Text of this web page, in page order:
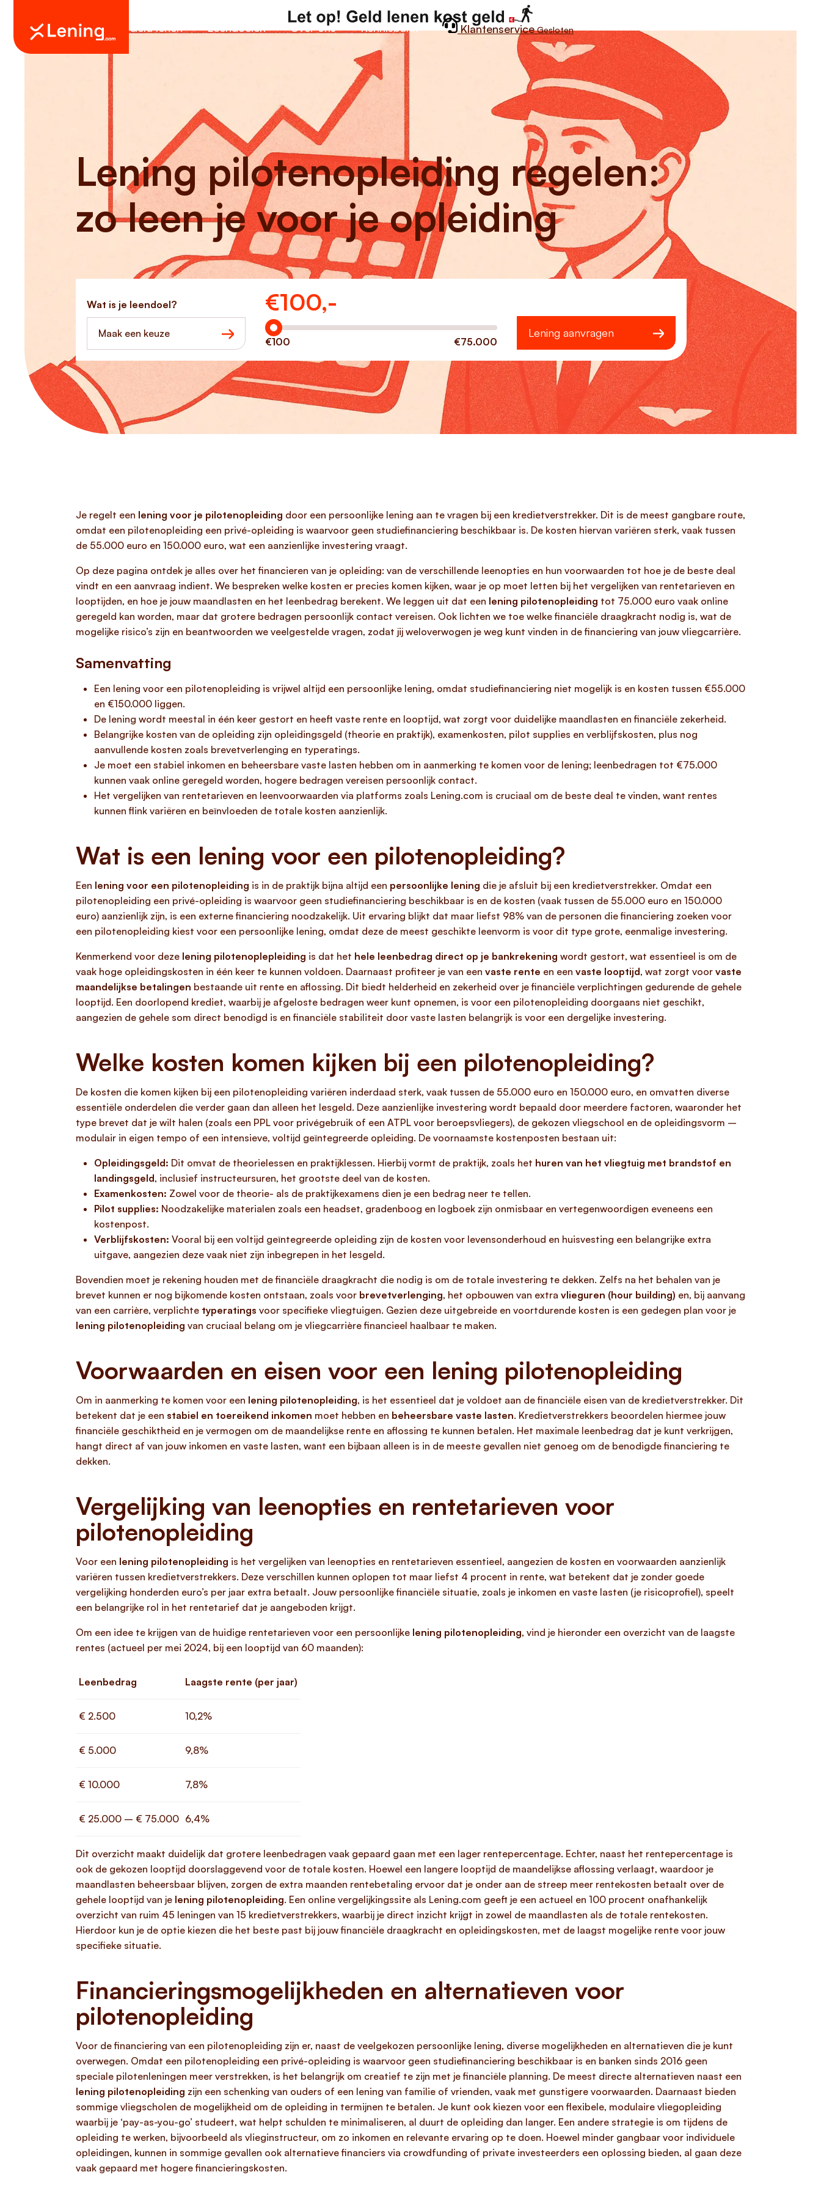
Geld lenen Leendoelen Over ons Kennisbank Klantenservice Gesloten
Lening pilotenopleiding regelen:
zo leen je voor je opleiding
Wat is je leendoel?
Maak een keuze
€100,-
Hoeveel wilt u lenen?
€100 €75.000
Lening aanvragen
Je regelt een lening voor je pilotenopleiding door een persoonlijke lening aan te vragen bij een kredietverstrekker. Dit is de meest gangbare route,
omdat een pilotenopleiding een privé-opleiding is waarvoor geen studiefinanciering beschikbaar is. De kosten hiervan variëren sterk, vaak tussen
de 55.000 euro en 150.000 euro, wat een aanzienlijke investering vraagt.
Op deze pagina ontdek je alles over het financieren van je opleiding: van de verschillende leenopties en hun voorwaarden tot hoe je de beste deal
vindt en een aanvraag indient. We bespreken welke kosten er precies komen kijken, waar je op moet letten bij het vergelijken van rentetarieven en
looptijden, en hoe je jouw maandlasten en het leenbedrag berekent. We leggen uit dat een lening pilotenopleiding tot 75.000 euro vaak online
geregeld kan worden, maar dat grotere bedragen persoonlijk contact vereisen. Ook lichten we toe welke financiële draagkracht nodig is, wat de
mogelijke risico’s zijn en beantwoorden we veelgestelde vragen, zodat jij weloverwogen je weg kunt vinden in de financiering van jouw vliegcarrière.
Samenvatting
Een lening voor een pilotenopleiding is vrijwel altijd een persoonlijke lening, omdat studiefinanciering niet mogelijk is en kosten tussen €55.000
en €150.000 liggen.
De lening wordt meestal in één keer gestort en heeft vaste rente en looptijd, wat zorgt voor duidelijke maandlasten en financiële zekerheid.
Belangrijke kosten van de opleiding zijn opleidingsgeld (theorie en praktijk), examenkosten, pilot supplies en verblijfskosten, plus nog
aanvullende kosten zoals brevetverlenging en typeratings.
Je moet een stabiel inkomen en beheersbare vaste lasten hebben om in aanmerking te komen voor de lening; leenbedragen tot €75.000
kunnen vaak online geregeld worden, hogere bedragen vereisen persoonlijk contact.
Het vergelijken van rentetarieven en leenvoorwaarden via platforms zoals Lening.com is cruciaal om de beste deal te vinden, want rentes
kunnen flink variëren en beïnvloeden de totale kosten aanzienlijk.
Wat is een lening voor een pilotenopleiding?
Een lening voor een pilotenopleiding is in de praktijk bijna altijd een persoonlijke lening die je afsluit bij een kredietverstrekker. Omdat een
pilotenopleiding een privé-opleiding is waarvoor geen studiefinanciering beschikbaar is en de kosten (vaak tussen de 55.000 euro en 150.000
euro) aanzienlijk zijn, is een externe financiering noodzakelijk. Uit ervaring blijkt dat maar liefst 98% van de personen die financiering zoeken voor
een pilotenopleiding kiest voor een persoonlijke lening, omdat deze de meest geschikte leenvorm is voor dit type grote, eenmalige investering.
Kenmerkend voor deze lening pilotenoplepleiding is dat het hele leenbedrag direct op je bankrekening wordt gestort, wat essentieel is om de
vaak hoge opleidingskosten in één keer te kunnen voldoen. Daarnaast profiteer je van een vaste rente en een vaste looptijd, wat zorgt voor vaste
maandelijkse betalingen bestaande uit rente en aflossing. Dit biedt helderheid en zekerheid over je financiële verplichtingen gedurende de gehele
looptijd. Een doorlopend krediet, waarbij je afgeloste bedragen weer kunt opnemen, is voor een pilotenopleiding doorgaans niet geschikt,
aangezien de gehele som direct benodigd is en financiële stabiliteit door vaste lasten belangrijk is voor een dergelijke investering.
Welke kosten komen kijken bij een pilotenopleiding?
De kosten die komen kijken bij een pilotenopleiding variëren inderdaad sterk, vaak tussen de 55.000 euro en 150.000 euro, en omvatten diverse
essentiële onderdelen die verder gaan dan alleen het lesgeld. Deze aanzienlijke investering wordt bepaald door meerdere factoren, waaronder het
type brevet dat je wilt halen (zoals een PPL voor privégebruik of een ATPL voor beroepsvliegers), de gekozen vliegschool en de opleidingsvorm –
modulair in eigen tempo of een intensieve, voltijd geïntegreerde opleiding. De voornaamste kostenposten bestaan uit:
Opleidingsgeld: Dit omvat de theorielessen en praktijklessen. Hierbij vormt de praktijk, zoals het huren van het vliegtuig met brandstof en
landingsgeld, inclusief instructeursuren, het grootste deel van de kosten.
Examenkosten: Zowel voor de theorie- als de praktijkexamens dien je een bedrag neer te tellen.
Pilot supplies: Noodzakelijke materialen zoals een headset, gradenboog en logboek zijn onmisbaar en vertegenwoordigen eveneens een
kostenpost.
Verblijfskosten: Vooral bij een voltijd geïntegreerde opleiding zijn de kosten voor levensonderhoud en huisvesting een belangrijke extra
uitgave, aangezien deze vaak niet zijn inbegrepen in het lesgeld.
Bovendien moet je rekening houden met de financiële draagkracht die nodig is om de totale investering te dekken. Zelfs na het behalen van je
brevet kunnen er nog bijkomende kosten ontstaan, zoals voor brevetverlenging, het opbouwen van extra vlieguren (hour building) en, bij aanvang
van een carrière, verplichte typeratings voor specifieke vliegtuigen. Gezien deze uitgebreide en voortdurende kosten is een gedegen plan voor je
lening pilotenopleiding van cruciaal belang om je vliegcarrière financieel haalbaar te maken.
Voorwaarden en eisen voor een lening pilotenopleiding
Om in aanmerking te komen voor een lening pilotenopleiding, is het essentieel dat je voldoet aan de financiële eisen van de kredietverstrekker. Dit
betekent dat je een stabiel en toereikend inkomen moet hebben en beheersbare vaste lasten. Kredietverstrekkers beoordelen hiermee jouw
financiële geschiktheid en je vermogen om de maandelijkse rente en aflossing te kunnen betalen. Het maximale leenbedrag dat je kunt verkrijgen,
hangt direct af van jouw inkomen en vaste lasten, want een bijbaan alleen is in de meeste gevallen niet genoeg om de benodigde financiering te
dekken.
Vergelijking van leenopties en rentetarieven voor
pilotenopleiding
Voor een lening pilotenopleiding is het vergelijken van leenopties en rentetarieven essentieel, aangezien de kosten en voorwaarden aanzienlijk
variëren tussen kredietverstrekkers. Deze verschillen kunnen oplopen tot maar liefst 4 procent in rente, wat betekent dat je zonder goede
vergelijking honderden euro’s per jaar extra betaalt. Jouw persoonlijke financiële situatie, zoals je inkomen en vaste lasten (je risicoprofiel), speelt
een belangrijke rol in het rentetarief dat je aangeboden krijgt.
Om een idee te krijgen van de huidige rentetarieven voor een persoonlijke lening pilotenopleiding, vind je hieronder een overzicht van de laagste
rentes (actueel per mei 2024, bij een looptijd van 60 maanden):
Leenbedrag Laagste rente (per jaar)
€ 2.500 10,2%
€ 5.000 9,8%
€ 10.000 7,8%
€ 25.000 – € 75.000 6,4%
Dit overzicht maakt duidelijk dat grotere leenbedragen vaak gepaard gaan met een lager rentepercentage. Echter, naast het rentepercentage is
ook de gekozen looptijd doorslaggevend voor de totale kosten. Hoewel een langere looptijd de maandelijkse aflossing verlaagt, waardoor je
maandlasten beheersbaar blijven, zorgen de extra maanden rentebetaling ervoor dat je onder aan de streep meer rentekosten betaalt over de
gehele looptijd van je lening pilotenopleiding. Een online vergelijkingssite als Lening.com geeft je een actueel en 100 procent onafhankelijk
overzicht van ruim 45 leningen van 15 kredietverstrekkers, waarbij je direct inzicht krijgt in zowel de maandlasten als de totale rentekosten.
Hierdoor kun je de optie kiezen die het beste past bij jouw financiële draagkracht en opleidingskosten, met de laagst mogelijke rente voor jouw
specifieke situatie.
Financieringsmogelijkheden en alternatieven voor
pilotenopleiding
Voor de financiering van een pilotenopleiding zijn er, naast de veelgekozen persoonlijke lening, diverse mogelijkheden en alternatieven die je kunt
overwegen. Omdat een pilotenopleiding een privé-opleiding is waarvoor geen studiefinanciering beschikbaar is en banken sinds 2016 geen
speciale pilotenleningen meer verstrekken, is het belangrijk om creatief te zijn met je financiële planning. De meest directe alternatieven naast een
lening pilotenopleiding zijn een schenking van ouders of een lening van familie of vrienden, vaak met gunstigere voorwaarden. Daarnaast bieden
sommige vliegscholen de mogelijkheid om de opleiding in termijnen te betalen. Je kunt ook kiezen voor een flexibele, modulaire vliegopleiding
waarbij je ‘pay-as-you-go’ studeert, wat helpt schulden te minimaliseren, al duurt de opleiding dan langer. Een andere strategie is om tijdens de
opleiding te werken, bijvoorbeeld als vlieginstructeur, om zo inkomen en relevante ervaring op te doen. Hoewel minder gangbaar voor individuele
opleidingen, kunnen in sommige gevallen ook alternatieve financiers via crowdfunding of private investeerders een oplossing bieden, al gaan deze
vaak gepaard met hogere financieringskosten.